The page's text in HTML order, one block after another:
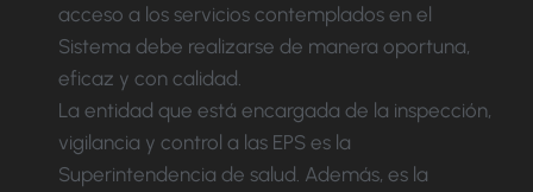
acceso a los servicios contemplados en el
Sistema debe realizarse de manera oportuna,
eficaz y con calidad.
La entidad que está encargada de la inspección,
vigilancia y control a las EPS es la
Superintendencia de salud. Además, es la